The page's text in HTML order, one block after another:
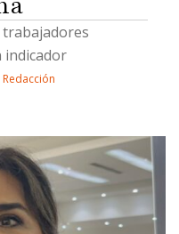
indicador
Redacción